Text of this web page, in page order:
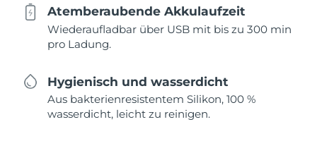
Atemberaubende Akkulaufzeit
Wiederaufladbar über USB mit bis zu 300 min
pro Ladung.
Hygienisch und wasserdicht
Aus bakterienresistentem Silikon, 100 %
wasserdicht, leicht zu reinigen.